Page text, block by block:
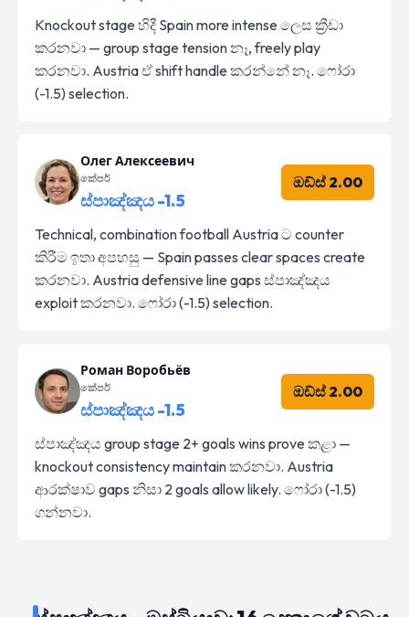
Knockout stage හිදී Spain more intense ලෙස ක්‍රීඩා
කරනවා — group stage tension නෑ, freely play
කරනවා. Austria ඒ shift handle කරන්නේ නෑ. ෆෝරා
(-1.5) selection.
Олег Алексеевич
කේපර්
ස්පාඤ්ඤය -1.5
ඔඩ්ස් 2.00
Technical, combination football Austria ට counter
කිරීම ඉතා අපහසු — Spain passes clear spaces create
කරනවා. Austria defensive line gaps ස්පාඤ්ඤය
exploit කරනවා. ෆෝරා (-1.5) selection.
Роман Воробьёв
කේපර්
ස්පාඤ්ඤය -1.5
ඔඩ්ස් 2.00
ස්පාඤ්ඤය group stage 2+ goals wins prove කළා —
knockout consistency maintain කරනවා. Austria
ආරක්ෂාව gaps නිසා 2 goals allow likely. ෆෝරා (-1.5)
ගන්නවා.